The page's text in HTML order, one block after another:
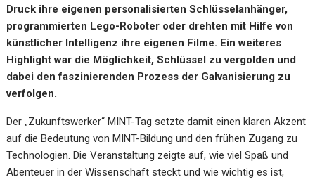
Druck ihre eigenen personalisierten Schlüsselanhänger,
programmierten Lego-Roboter oder drehten mit Hilfe von
künstlicher Intelligenz ihre eigenen Filme. Ein weiteres
Highlight war die Möglichkeit, Schlüssel zu vergolden und
dabei den faszinierenden Prozess der Galvanisierung zu
verfolgen.
Der „Zukunftswerker“ MINT-Tag setzte damit einen klaren Akzent
auf die Bedeutung von MINT-Bildung und den frühen Zugang zu
Technologien. Die Veranstaltung zeigte auf, wie viel Spaß und
Abenteuer in der Wissenschaft steckt und wie wichtig es ist,